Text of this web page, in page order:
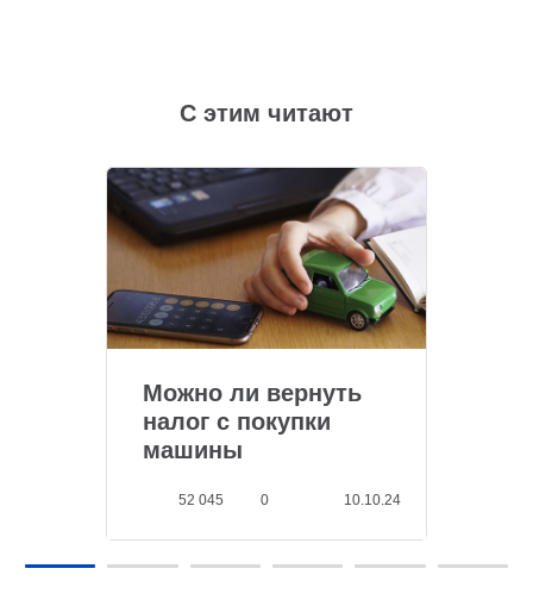
С этим читают
Можно ли вернуть
налог с покупки
машины
52 045 0 10.10.24